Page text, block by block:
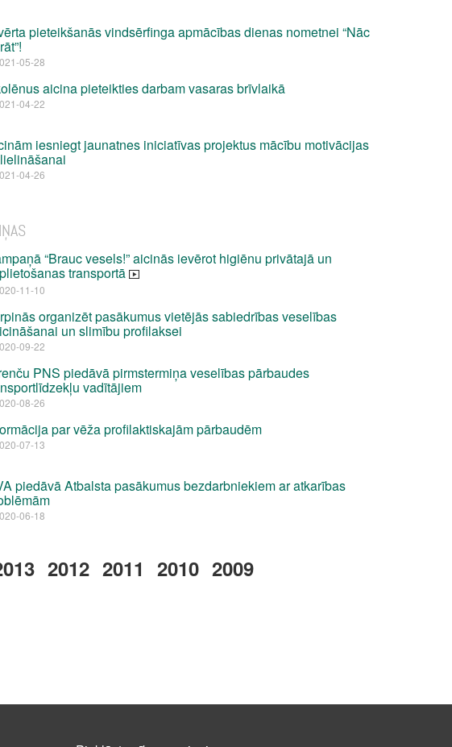
pieteikšanās vindsērfinga apmācības dienas nometnei “Nāc
05-28
aicina pieteikties darbam vasaras brīvlaikā
04-22
iesniegt jaunatnes iniciatīvas projektus mācību motivācijas
04-26
“Brauc vesels!” aicinās ievērot higiēnu privātajā un
transportā
11-10
organizēt pasākumus vietējās sabiedrības veselības
un slimību profilaksei
09-22
PNS piedāvā pirmstermiņa veselības pārbaudes
vadītājiem
08-26
par vēža profilaktiskajām pārbaudēm
07-13
piedāvā Atbalsta pasākumus bezdarbniekiem ar atkarības
06-18
2012 2011 2010 2009